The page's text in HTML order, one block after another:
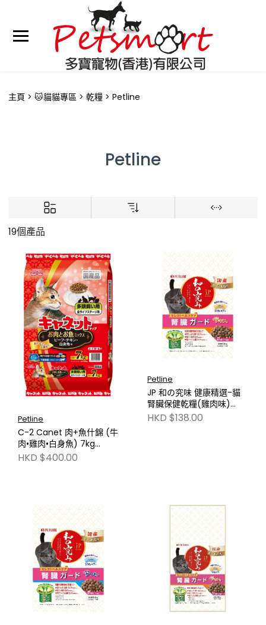
主頁 🐱貓貓專區 乾糧 Petline
Petline
19個產品
Petline
C-2 Canet 肉+魚什錦 (牛
肉•雞肉•白身魚) 7kg
PLCC-C2
HKD $400.00
Petline
JP 和の究味 健康精選-貓
腎臟保健乾糧(雞肉味)
1.4kg NJP571
HKD $138.00